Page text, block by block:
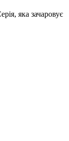
яка зачаровує